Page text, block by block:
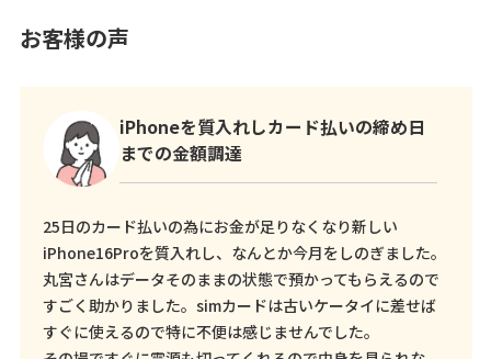
お客様の声
iPhoneを質入れしカード払いの締め日
までの金額調達
25日のカード払いの為にお金が足りなくなり新しい
iPhone16Proを質入れし、なんとか今月をしのぎました。
丸宮さんはデータそのままの状態で預かってもらえるので
すごく助かりました。simカードは古いケータイに差せば
すぐに使えるので特に不便は感じませんでした。